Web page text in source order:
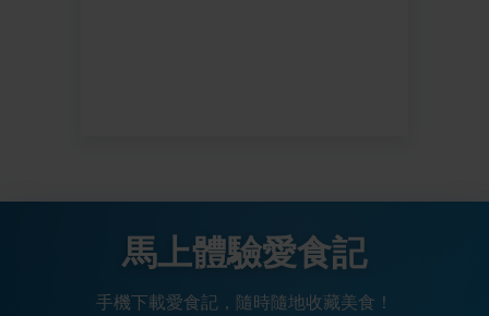
馬上體驗愛食記
手機下載愛食記，隨時隨地收藏美食！